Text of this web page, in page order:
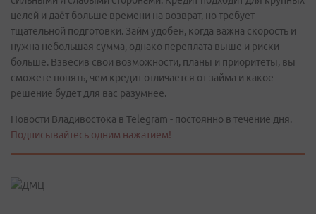
целей и даёт больше времени на возврат, но требует
тщательной подготовки. Займ удобен, когда важна скорость и
нужна небольшая сумма, однако переплата выше и риски
больше. Взвесив свои возможности, планы и приоритеты, вы
сможете понять, чем кредит отличается от займа и какое
решение будет для вас разумнее.
Новости Владивостока в Telegram - постоянно в течение дня.
Подписывайтесь одним нажатием!